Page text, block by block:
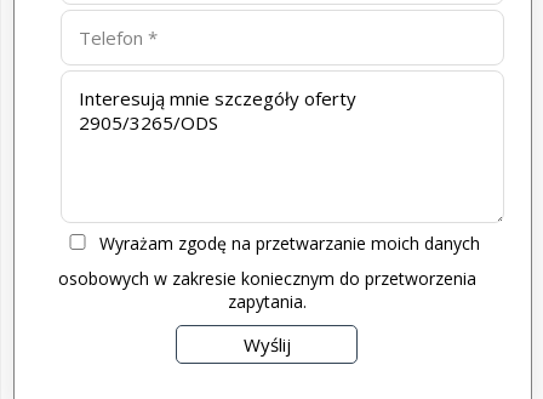
Wyrażam zgodę na przetwarzanie moich danych
osobowych w zakresie koniecznym do przetworzenia
zapytania.